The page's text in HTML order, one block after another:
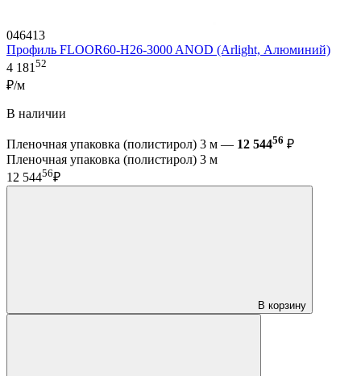
046413
Профиль FLOOR60-H26-3000 ANOD (Arlight, Алюминий)
4 18152
₽/м
В наличии
Пленочная упаковка (полистирол) 3 м — 12 54456 ₽
Пленочная упаковка (полистирол) 3 м
12 54456₽
В корзину